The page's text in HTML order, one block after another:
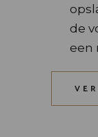
de
een